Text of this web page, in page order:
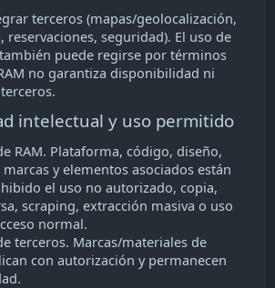
terceros (mapas/geolocalización,
reservaciones, seguridad). El uso de
puede regirse por términos
no garantiza disponibilidad ni
intelectual y uso permitido
RAM. Plataforma, código, diseño,
y elementos asociados están
el uso no autorizado, copia,
scraping, extracción masiva o uso
normal.
terceros. Marcas/materiales de
con autorización y permanecen